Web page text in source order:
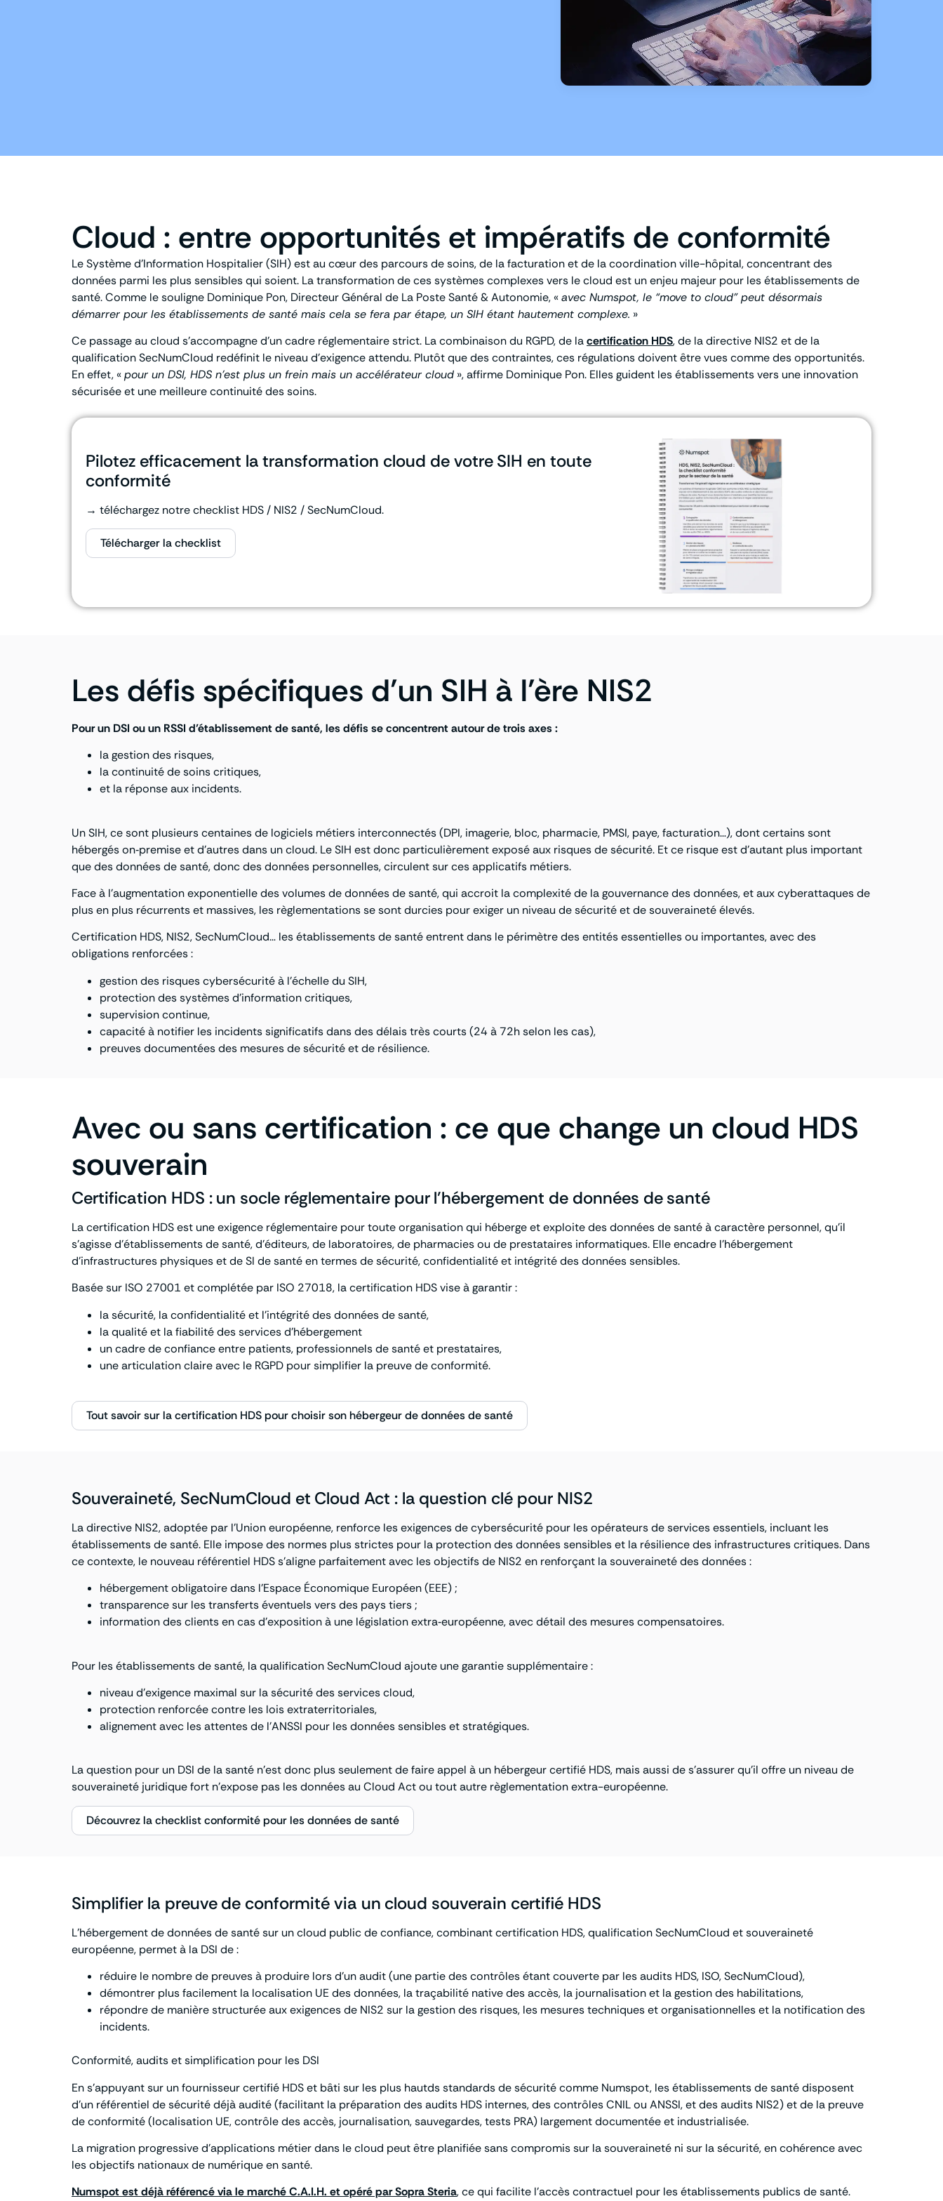
Cloud : entre opportunités et impératifs de conformité
Le Système d’Information Hospitalier (SIH) est au cœur des parcours de soins, de la facturation et de la coordination ville-hôpital, concentrant des
données parmi les plus sensibles qui soient. La transformation de ces systèmes complexes vers le cloud est un enjeu majeur pour les établissements de
santé. Comme le souligne Dominique Pon, Directeur Général de La Poste Santé & Autonomie, «avec Numspot, le “move to cloud” peut désormais
démarrer pour les établissements de santé mais cela se fera par étape, un SIH étant hautement complexe. »
Ce passage au cloud s’accompagne d’un cadre réglementaire strict. La combinaison du RGPD, de lacertification HDS, de la directive NIS2 et de la
qualification SecNumCloud redéfinit le niveau d’exigence attendu. Plutôt que des contraintes, ces régulations doivent être vues comme des opportunités.
En effet, «pour un DSI, HDS n’est plus un frein mais un accélérateur cloud », affirme Dominique Pon. Elles guident les établissements vers une innovation
sécurisée et une meilleure continuité des soins.
Pilotez efficacement la transformation cloud de votre SIH en toute
conformité
→ téléchargez notre checklist HDS / NIS2 / SecNumCloud.
Télécharger la checklist
Les défis spécifiques d’un SIH à l’ère NIS2
Pour un DSI ou un RSSI d’établissement de santé, les défis se concentrent autour de trois axes :
la gestion des risques,
la continuité de soins critiques,
et la réponse aux incidents.
Un SIH, ce sont plusieurs centaines de logiciels métiers interconnectés (DPI, imagerie, bloc, pharmacie, PMSI, paye, facturation…), dont certains sont
hébergés on‑premise et d’autres dans un cloud. Le SIH est donc particulièrement exposé aux risques de sécurité. Et ce risque est d’autant plus important
que des données de santé, donc des données personnelles, circulent sur ces applicatifs métiers.
Face à l’augmentation exponentielle des volumes de données de santé, qui accroit la complexité de la gouvernance des données, et aux cyberattaques de
plus en plus récurrents et massives, les règlementations se sont durcies pour exiger un niveau de sécurité et de souveraineté élevés.
Certification HDS, NIS2, SecNumCloud… les établissements de santé entrent dans le périmètre des entités essentielles ou importantes, avec des
obligations renforcées :
gestion des risques cybersécurité à l’échelle du SIH,
protection des systèmes d’information critiques,
supervision continue,
capacité à notifier les incidents significatifs dans des délais très courts (24 à 72h selon les cas),
preuves documentées des mesures de sécurité et de résilience.
Avec ou sans certification : ce que change un cloud HDS
souverain
Certification HDS : un socle réglementaire pour l’hébergement de données de santé
La certification HDS est une exigence réglementaire pour toute organisation qui héberge et exploite des données de santé à caractère personnel, qu’il
s’agisse d’établissements de santé, d’éditeurs, de laboratoires, de pharmacies ou de prestataires informatiques. Elle encadre l’hébergement
d’infrastructures physiques et de SI de santé en termes de sécurité, confidentialité et intégrité des données sensibles.
Basée sur ISO 27001 et complétée par ISO 27018, la certification HDS vise à garantir :
la sécurité, la confidentialité et l’intégrité des données de santé,
la qualité et la fiabilité des services d’hébergement
un cadre de confiance entre patients, professionnels de santé et prestataires,
une articulation claire avec le RGPD pour simplifier la preuve de conformité.
Tout savoir sur la certification HDS pour choisir son hébergeur de données de santé
Souveraineté, SecNumCloud et Cloud Act : la question clé pour NIS2
La directive NIS2, adoptée par l’Union européenne, renforce les exigences de cybersécurité pour les opérateurs de services essentiels, incluant les
établissements de santé. Elle impose des normes plus strictes pour la protection des données sensibles et la résilience des infrastructures critiques. Dans
ce contexte, le nouveau référentiel HDS s’aligne parfaitement avec les objectifs de NIS2 en renforçant la souveraineté des données :
hébergement obligatoire dans l’Espace Économique Européen (EEE) ;
transparence sur les transferts éventuels vers des pays tiers ;
information des clients en cas d’exposition à une législation extra‑européenne, avec détail des mesures compensatoires.
Pour les établissements de santé, la qualification SecNumCloud ajoute une garantie supplémentaire :
niveau d’exigence maximal sur la sécurité des services cloud,
protection renforcée contre les lois extraterritoriales,
alignement avec les attentes de l’ANSSI pour les données sensibles et stratégiques.
La question pour un DSI de la santé n’est donc plus seulement de faire appel à un hébergeur certifié HDS, mais aussi de s’assurer qu’il offre un niveau de
souveraineté juridique fort n’expose pas les données au Cloud Act ou tout autre règlementation extra-européenne.
Découvrez la checklist conformité pour les données de santé
Simplifier la preuve de conformité via un cloud souverain certifié HDS
L’hébergement de données de santé sur un cloud public de confiance, combinant certification HDS, qualification SecNumCloud et souveraineté
européenne, permet à la DSI de :
réduire le nombre de preuves à produire lors d’un audit (une partie des contrôles étant couverte par les audits HDS, ISO, SecNumCloud),
démontrer plus facilement la localisation UE des données, la traçabilité native des accès, la journalisation et la gestion des habilitations,
répondre de manière structurée aux exigences de NIS2 sur la gestion des risques, les mesures techniques et organisationnelles et la notification des
incidents.
Conformité, audits et simplification pour les DSI
En s’appuyant sur un fournisseur certifié HDS et bâti sur les plus hautds standards de sécurité comme Numspot, les établissements de santé disposent
d’un référentiel de sécurité déjà audité (facilitant la préparation des audits HDS internes, des contrôles CNIL ou ANSSI, et des audits NIS2) et de la preuve
de conformité (localisation UE, contrôle des accès, journalisation, sauvegardes, tests PRA) largement documentée et industrialisée.
La migration progressive d’applications métier dans le cloud peut être planifiée sans compromis sur la souveraineté ni sur la sécurité, en cohérence avec
les objectifs nationaux de numérique en santé.
Numspot est déjà référencé via le marché C.A.I.H. et opéré par Sopra Steria, ce qui facilite l’accès contractuel pour les établissements publics de santé.